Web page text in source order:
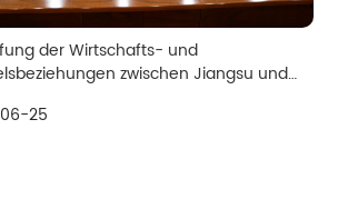
der Wirtschafts- und
zwischen Jiangsu und
Jusha
25